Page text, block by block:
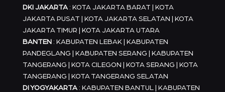
DKI JAKARTA: KOTA JAKARTA BARAT | KOTA
JAKARTA PUSAT | KOTA JAKARTA SELATAN | KOTA
JAKARTA TIMUR | KOTA JAKARTA UTARA
BANTEN: KABUPATEN LEBAK | KABUPATEN
PANDEGLANG | KABUPATEN SERANG | KABUPATEN
TANGERANG | KOTA CILEGON | KOTA SERANG | KOTA
TANGERANG | KOTA TANGERANG SELATAN
DI YOGYAKARTA: KABUPATEN BANTUL | KABUPATEN